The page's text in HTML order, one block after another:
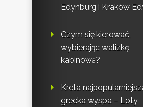
Edynburg i Kraków
Czym się kierować,
wybierając walizkę
kabinową?
Kreta
grecka wyspa – Loty